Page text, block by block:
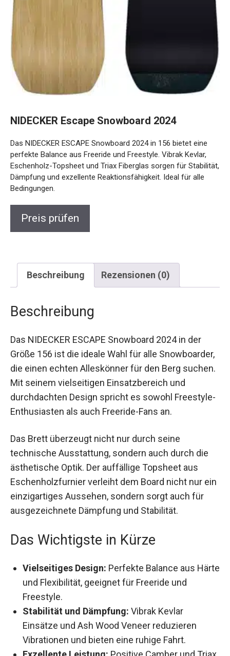
Das NIDECKER ESCAPE Snowboard 2024 in 156 bietet eine
Eschenholz-Topsheet und Triax Fiberglas sorgen für
Stabilität, Dämpfung und exzellente Reaktionsfähigkeit. Ideal
für alle Bedingungen.
Beschreibung
Das NIDECKER ESCAPE Snowboard 2024 in der
Größe 156 ist die ideale Wahl für alle
Snowboarder, die einen echten Alleskönner für
den Berg suchen. Mit seinem vielseitigen
Einsatzbereich und durchdachten Design spricht
es sowohl Freestyle-Enthusiasten als auch
Freeride-Fans an.
Das Brett überzeugt nicht nur durch seine
technische Ausstattung, sondern auch durch die
ästhetische Optik. Der auffällige Topsheet aus
Eschenholzfurnier verleiht dem Board nicht nur
ein einzigartiges Aussehen, sondern sorgt auch
für ausgezeichnete Dämpfung und Stabilität.
Das Wichtigste in Kürze
Vielseitiges Design: Perfekte Balance aus
Härte und Flexibilität, geeignet für Freeride und
Freestyle.
Stabilität und Dämpfung: Vibrak Kevlar
Einsätze und Ash Wood Veneer reduzieren
Vibrationen und bieten eine ruhige Fahrt.
Exzellente Leistung: Positive Camber und